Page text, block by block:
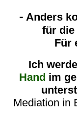
- Anders
für
Für
Ich
Hand im
Mediation in